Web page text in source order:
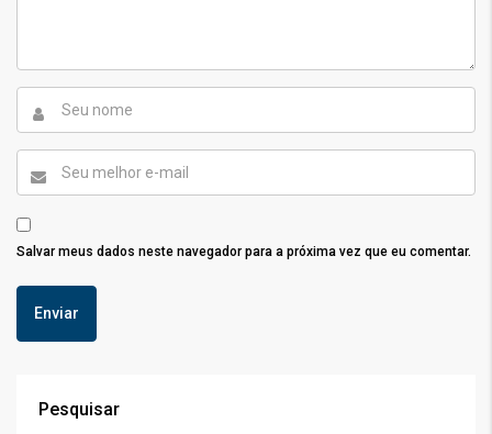
Salvar meus dados neste navegador para a próxima vez que eu comentar.
Pesquisar